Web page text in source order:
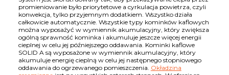
promieniowanie było priorytetowe a cyrkulacja powietrza, czyli
konwekcja, tylko przyjemnym dodatkiem. Wszystko działa
całkowicie automatycznie. Wszystkie typy kominków kaflowych
można wyposażyć w wymiennik akumulacyjny, który zwiększa
ogólną sprawność kominka i akumuluje jeszcze więcej energii
cieplnej w celu jej późniejszego oddawania. Kominki kaflowe
SOLID A są wyposażone w wymiennik akumulacyjny, który
akumuluje energię cieplną w celu jej następnego stopniowego
oddawania do ogrzewanego pomieszczenia. Okładzina